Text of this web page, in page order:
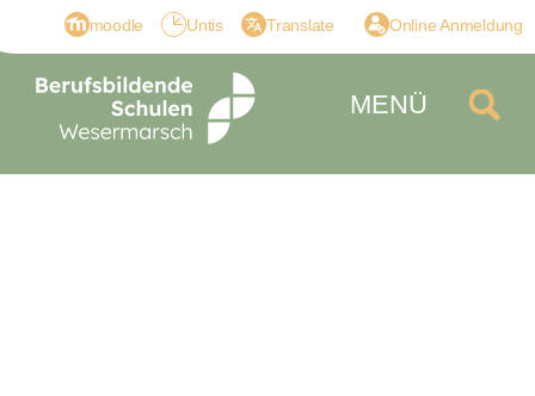
moodle Untis Translate Online Anmeldung
MENÜ